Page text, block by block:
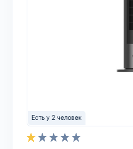
Есть у 2 человек